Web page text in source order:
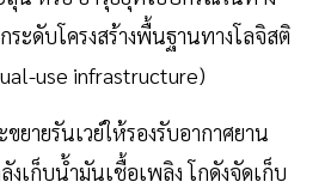
ระดับโครงสร้างพื้นฐานทางโลจิสติ
use infrastructure)
ยายรันเวย์ให้รองรับอากาศยาน
งเก็บน้ำมันเชื้อเพลิง โกดังจัดเก็บ